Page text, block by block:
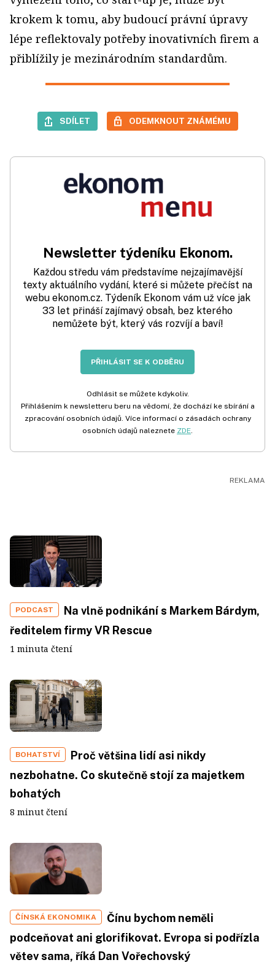
krokem k tomu, aby budoucí právní úpravy
lépe reflektovaly potřeby inovativních firem a
přiblížily je mezinárodním standardům.
SDÍLET ODEMKNOUT ZNÁMÉMU
Newsletter týdeníku Ekonom.
Každou středu vám představíme nejzajímavější
texty aktuálního vydání, které si můžete přečíst na
webu ekonom.cz. Týdeník Ekonom vám už více jak
33 let přináší zajímavý obsah, bez kterého
nemůžete být, který vás rozvíjí a baví!
PŘIHLÁSIT SE K ODBĚRU
Odhlásit se můžete kdykoliv.
Přihlášením k newsletteru beru na vědomí, že dochází ke sbírání a
zpracování osobních údajů. Více informací o zásadách ochrany
osobních údajů naleznete ZDE
PODCAST
Na vlně podnikání s Markem Bárdym,
ředitelem firmy VR Rescue
1 minuta čtení
BOHATSTVÍ
Proč většina lidí asi nikdy
nezbohatne. Co skutečně stojí za majetkem
bohatých
8 minut čtení
ČÍNSKÁ EKONOMIKA
Čínu bychom neměli
podceňovat ani glorifikovat. Evropa si podřízla
větev sama, říká Dan Vořechovský